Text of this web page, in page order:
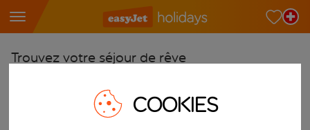
Trouvez votre séjour de rêve
Choisissez votre aéroportCOOKIES